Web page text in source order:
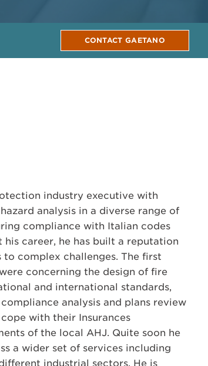
CONTACT GAETANO
industry executive with
analysis in a diverse range of
compliance with Italian codes
career, he has built a reputation
complex challenges. The first
concerning the design of fire
and international standards,
analysis and plans review
with their Insurances
of the local AHJ. Quite soon he
a wider set of services including
industrial sectors. He is